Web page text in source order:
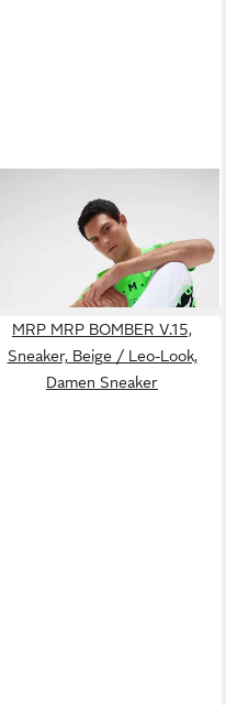
CAMP DAVIDSneaker mit
Fersenstabilisator
139,95 €
MRP MRP BOMBER V.15,
Sneaker, Beige / Leo-Look,
Damen Sneaker